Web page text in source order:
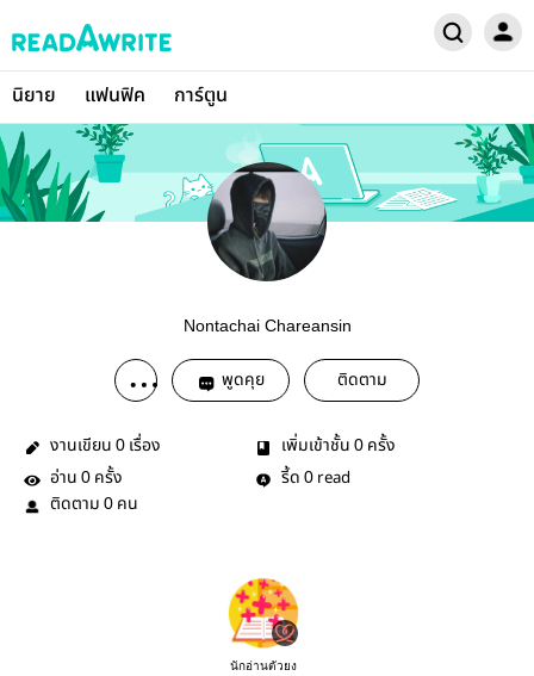
นิยาย แฟนฟิค การ์ตูน
Nontachai Chareansin
พูดคุย ติดตาม
งานเขียน 0 เรื่อง เพิ่มเข้าชั้น 0 ครั้ง
อ่าน 0 ครั้ง รี้ด 0 read
ติดตาม 0 คน
นักอ่านตัวยง